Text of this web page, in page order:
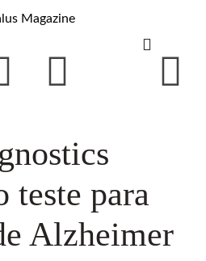
teste para
Alzheimer